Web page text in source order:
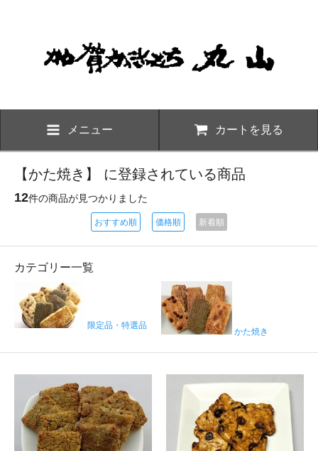
メニュー カートを見る
【かた焼き】 に登録されている商品
12件の商品が見つかりました
おすすめ順 価格順 新着順
カテゴリー一覧
限定品・特選品
かた焼き